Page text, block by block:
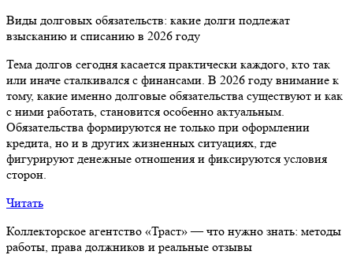
Виды долговых обязательств: какие долги подлежат
взысканию и списанию в 2026 году
Тема долгов сегодня касается практически каждого, кто так
или иначе сталкивался с финансами. В 2026 году внимание к
тому, какие именно долговые обязательства существуют и как
с ними работать, становится особенно актуальным.
Обязательства формируются не только при оформлении
кредита, но и в других жизненных ситуациях, где
фигурируют денежные отношения и фиксируются условия
сторон.
Читать
Коллекторское агентство «Траст» — что нужно знать: методы
работы, права должников и реальные отзывы